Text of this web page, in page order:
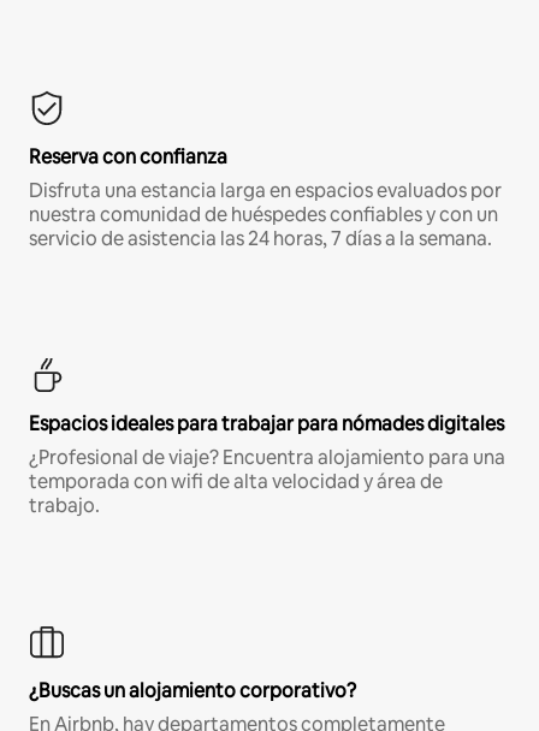
Reserva con confianza
Disfruta una estancia larga en espacios evaluados por
nuestra comunidad de huéspedes confiables y con un
servicio de asistencia las 24 horas, 7 días a la semana.
Espacios ideales para trabajar para nómades digitales
¿Profesional de viaje? Encuentra alojamiento para una
temporada con wifi de alta velocidad y área de
trabajo.
¿Buscas un alojamiento corporativo?
En Airbnb, hay departamentos completamente